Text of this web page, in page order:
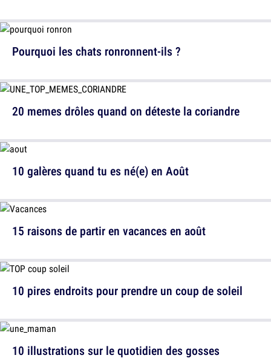
Pourquoi les chats ronronnent-ils ?
10 galères quand tu es né(e) en Août
10 pires endroits pour prendre un coup de soleil
20 memes drôles quand on déteste la coriandre
15 raisons de partir en vacances en août
10 illustrations sur le quotidien des gosses